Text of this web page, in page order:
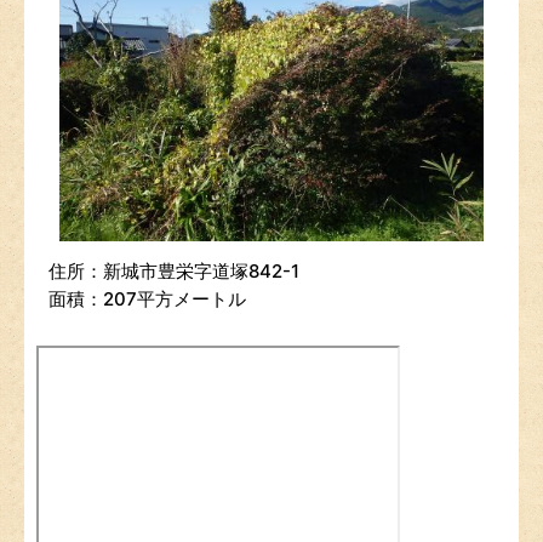
住所：新城市豊栄字道塚842-1
面積：207平方メートル